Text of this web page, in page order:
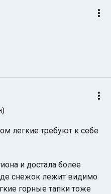
легкие требуют к себе
и достала более
снежок лежит видимо
горные тапки тоже